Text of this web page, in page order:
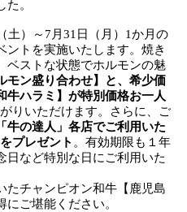
。
土）～7月31日（月）1か月の
ントを実施いたします。焼き
ベストな状態でホルモンの魅
モン盛り合わせ】と、希少価
牛ハラミ】が特別価格お一人
りいただけます。さらに、ご
牛の達人」各店でご利用いた
プレゼント 。有効期限も１年
日など特別な日にご利用いた
たチャンピオン和牛【鹿児島
ご堪能ください。